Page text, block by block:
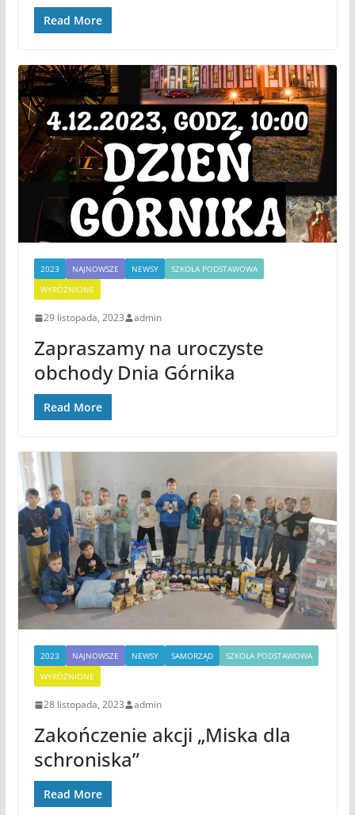
Read More
2023 NAJNOWSZE NEWSY
SZKOŁA PODSTAWOWA
WYRÓŻNIONE
29 listopada, 2023 admin
Zapraszamy na uroczyste
obchody Dnia Górnika
Read More
2023 NAJNOWSZE NEWSY SAMORZĄD
SZKOŁA PODSTAWOWA
WYRÓŻNIONE
28 listopada, 2023 admin
Zakończenie akcji „Miska dla
schroniska”
Read More